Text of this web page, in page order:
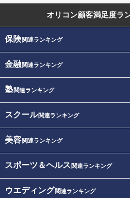
オリコン顧客満足度ラ
保険関連ランキング
金融関連ランキング
塾関連ランキング
スクール関連ランキング
美容関連ランキング
スポーツ＆ヘルス 関連ランキング
ウエディング関連ランキング